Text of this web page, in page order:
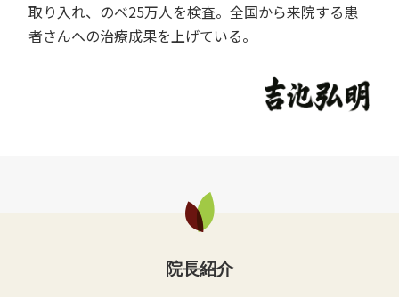
取り入れ、のべ25万人を検査。全国から来院する患
者さんへの治療成果を上げている。
院長紹介